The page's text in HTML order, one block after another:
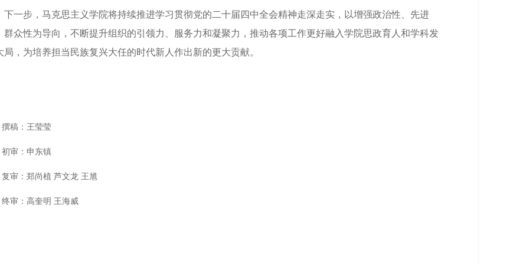
下一步，马克思主义学院将持续推进学习贯彻党的二十届四中全会精神走深走实，以增强政治性、先进
群众性为导向，不断提升组织的引领力、服务力和凝聚力，推动各项工作更好融入学院思政育人和学科发
局，为培养担当民族复兴大任的时代新人作出新的更大贡献。
撰稿： 王莹莹
初审：申东镇
复审：郑尚植 芦文龙 王馗
终审：高奎明 王海威